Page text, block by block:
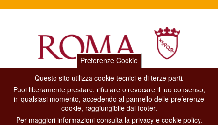
Dipartimento Grandi Eventi, Sport, Turismo e Moda.
Via di San Basilio, 51
00187 Roma
Preferenze Cookie
Questo sito utilizza cookie tecnici e di terze parti.
Puoi liberamente prestare, rifiutare o revocare il tuo consenso,
in qualsiasi momento, accedendo al pannello delle preferenze
cookie, raggiungibile dal footer.
Per maggiori informazioni consulta la privacy e cookie policy.